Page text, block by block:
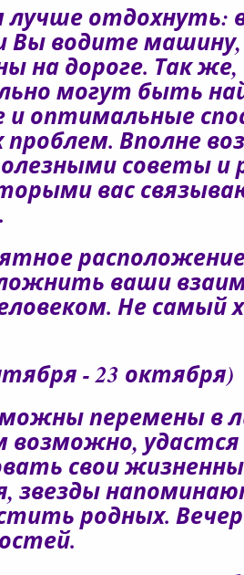
лучше отдохнуть:
Вы водите
на дороге. Так же,
могут быть
и оптимальные
проблем. Вполне
советы и
вас
ваши
Не самый
- 23 октября)
перемены в
возможно,
свои
звезды
родных.